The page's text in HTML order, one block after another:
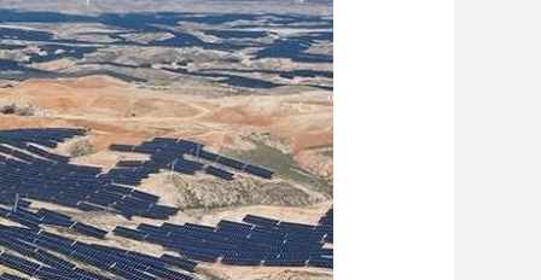
时尚 天气 才艺 网展 央央好物